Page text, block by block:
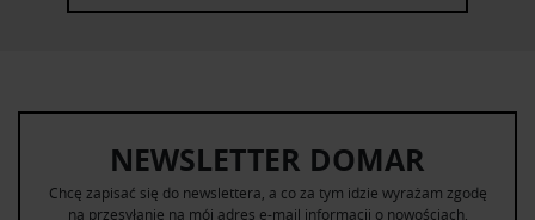
NEWSLETTER DOMAR
Chcę zapisać się do newslettera, a co za tym idzie wyrażam zgodę
na przesyłanie na mój adres e-mail informacji o nowościach,